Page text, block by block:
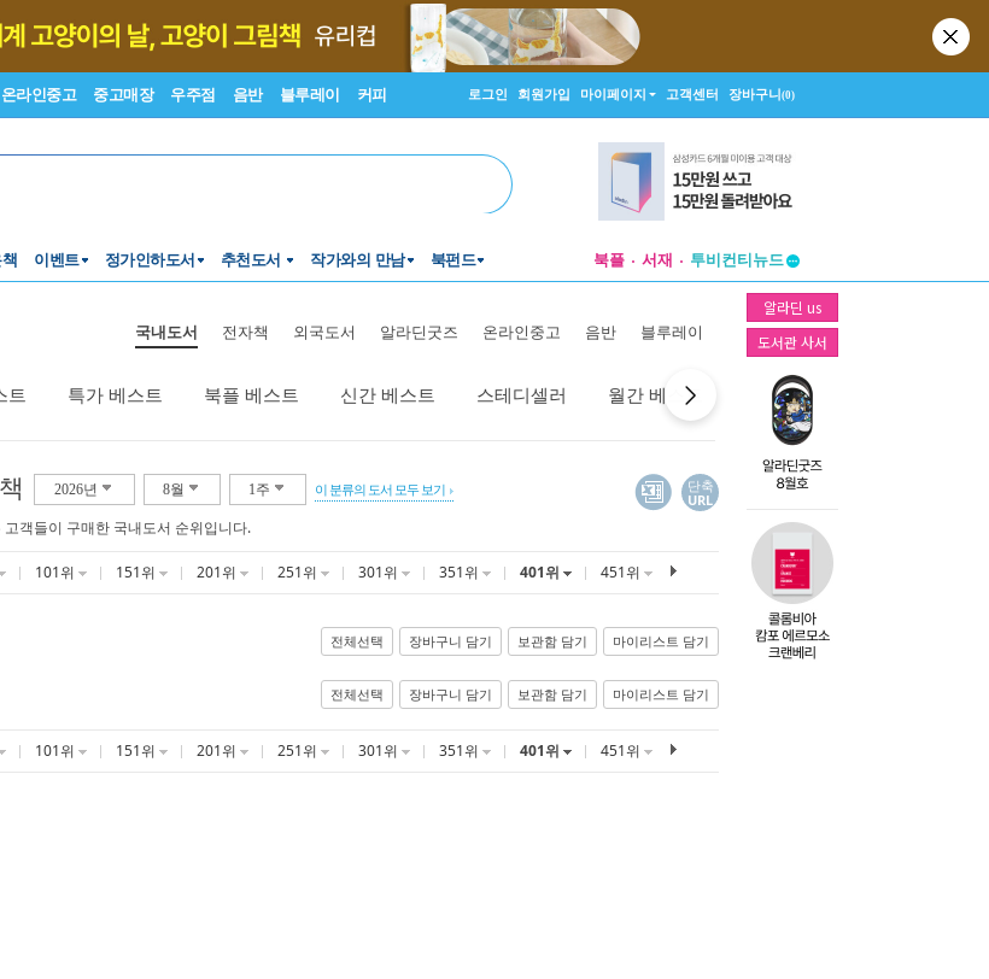
온라인중고 중고매장 우주점 음반 블루레이 커피 로그인 회원가입 마이페이지 고객센터 장바구니(0)
이벤트 정가인하도서 추천도서 작가와의 만남 북펀드 북플 서재
투비컨티뉴드
창작플랫폼
투비컨티뉴드
알라딘 us
도서관 사서
국내도서 전자책 외국도서 알라딘굿즈 온라인중고 음반 블루레이
트 특가 베스트 북플 베스트 신간 베스트 스테디셀러 월간 베스트 역대 베스트
2026년 8월 1주 이 분류의 도서 모두 보기
단축
URL
객들이 구매한 국내도서 순위입니다.
101위 151위 201위 251위 301위 351위 401위 451위
전체선택 장바구니 담기 보관함 담기 마이리스트 담기
전체선택 장바구니 담기 보관함 담기 마이리스트 담기
101위 151위 201위 251위 301위 351위 401위 451위